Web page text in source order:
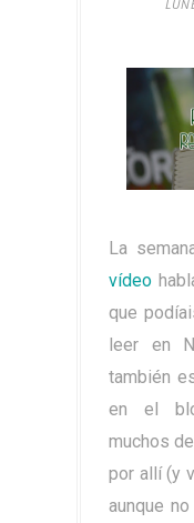
La
vídeo
que
leer en
también
en el
muchos
por allí (y
aunque